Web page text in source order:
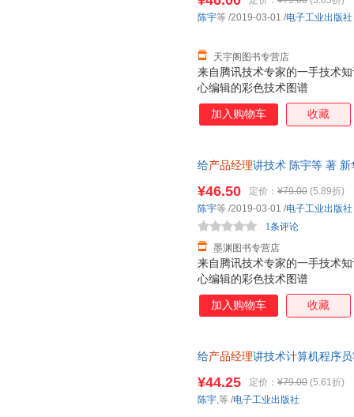
来自腾讯技术专家的一手技术
心编辑的彩色技术图谱
天宇阁图书专营店
陈宇等 /2019-03-01 /电子工业出版社
加入购物车 收藏
给产品经理讲技术 陈宇等 著
来自腾讯技术专家的一手技术
心编辑的彩色技术图谱
¥46.50 定价： ¥79.00 (5.89折)
墨渊图书专营店
1条评论
陈宇等 /2019-03-01 /电子工业出版社
加入购物车 收藏
给产品经理讲技术计算机程序
¥44.25 定价： ¥79.00 (5.61折)
陈宇,等 /电子工业出版社